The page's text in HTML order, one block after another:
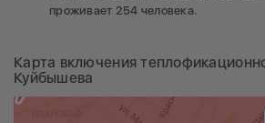
проживает 254 человека.
Карта включения
Куйбышева